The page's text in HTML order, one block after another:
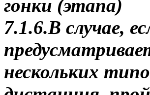
гонки (этапа)
7.1.6.В случае,
нескольких